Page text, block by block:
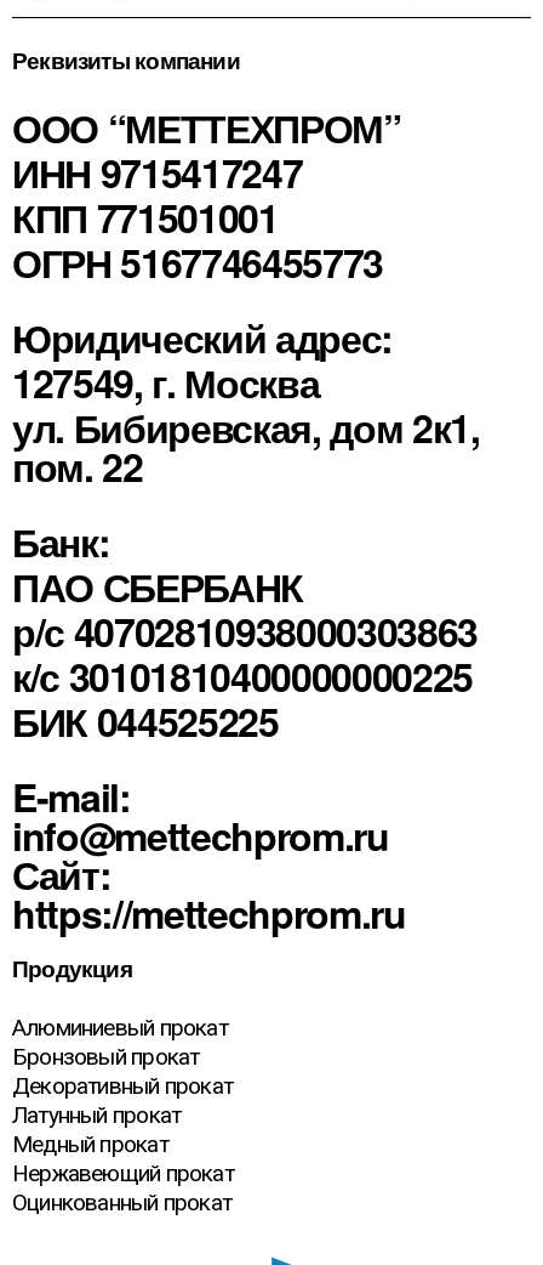
Реквизиты компании
ООО “МЕТТЕХПРОМ”
ИНН 9715417247
КПП 771501001
ОГРН 5167746455773
Юридический адрес:
127549, г. Москва
ул. Бибиревская, дом 2к1,
пом. 22
Банк:
ПАО СБЕРБАНК
р/с 40702810938000303863
к/с 30101810400000000225
БИК 044525225
E-mail:
info@mettechprom.ru
Сайт:
https://mettechprom.ru
Продукция
Алюминиевый прокат
Бронзовый прокат
Декоративный прокат
Латунный прокат
Медный прокат
Нержавеющий прокат
Оцинкованный прокат